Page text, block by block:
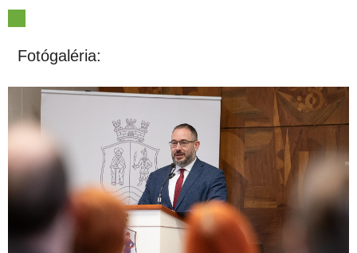
Fotógaléria: